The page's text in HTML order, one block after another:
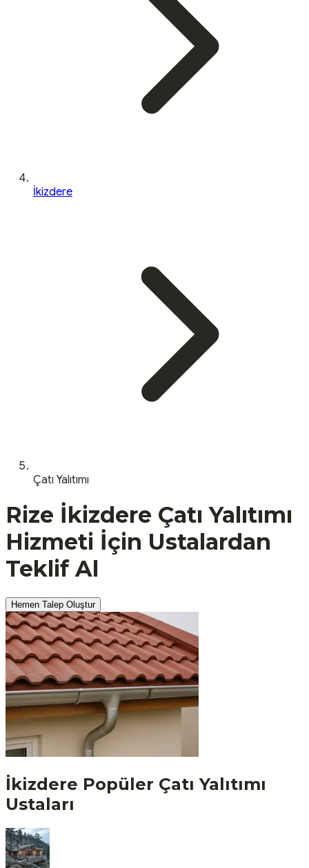
İkizdere
Çatı Yalıtımı
Rize İkizdere Çatı Yalıtımı
Hizmeti İçin Ustalardan
Teklif Al
Hemen Talep Oluştur
İkizdere Popüler Çatı Yalıtımı
Ustaları